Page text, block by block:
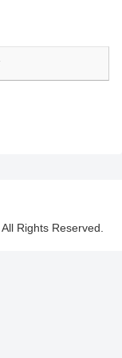
Rights Reserved.